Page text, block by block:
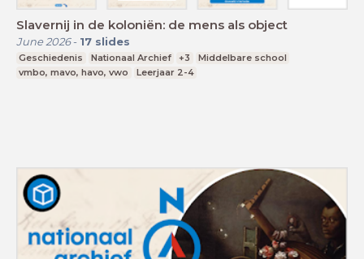
Slavernij in de koloniën: de mens als object
June 2026- 17 slides
Geschiedenis Nationaal Archief +3
Middelbare school
vmbo, mavo, havo, vwo
Leerjaar 2-4